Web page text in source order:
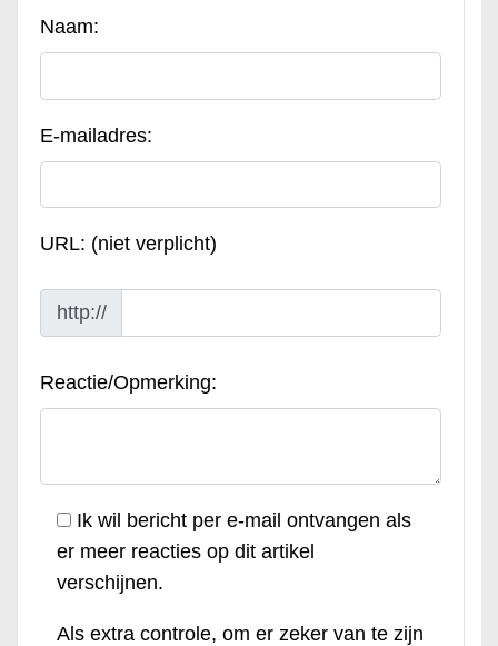
Naam:
E-mailadres:
URL: (niet verplicht)
http://
Reactie/Opmerking:
Ik wil bericht per e-mail ontvangen als
er meer reacties op dit artikel
verschijnen.
Als extra controle, om er zeker van te zijn